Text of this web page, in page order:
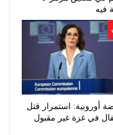
فيه
أوروبية: استمرار قتل
في غزة غير مقبول